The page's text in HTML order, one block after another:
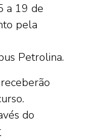
a 19 de
pela
Petrolina.
do